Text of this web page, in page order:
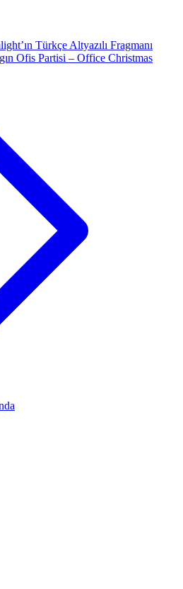
Türkçe Altyazılı Fragmanı
Ofis Partisi – Office Christmas